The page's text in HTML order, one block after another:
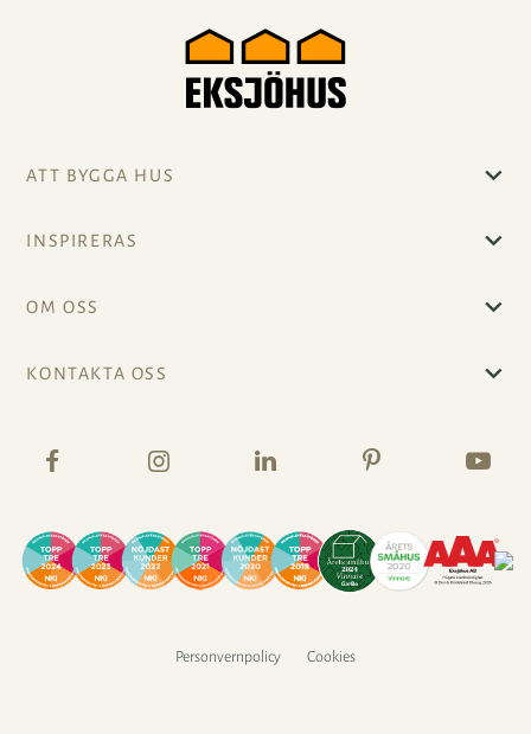
ATT BYGGA HUS
INSPIRERAS
OM OSS
KONTAKTA OSS
Personvernpolicy Cookies